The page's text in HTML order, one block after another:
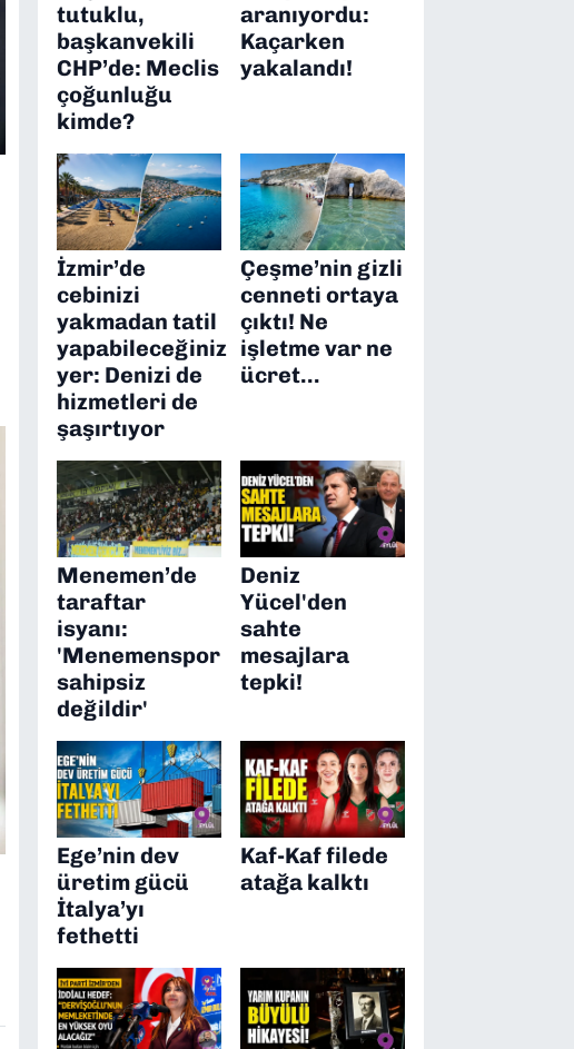
tutuklu,
başkanvekili
CHP’de: Meclis
çoğunluğu
kimde?
aranıyordu:
Kaçarken
yakalandı!
İzmir’de
cebinizi
yakmadan tatil
yapabileceğiniz
yer: Denizi de
hizmetleri de
şaşırtıyor
Çeşme’nin gizli
cenneti ortaya
çıktı! Ne
işletme var ne
ücret…
Menemen’de
taraftar
isyanı:
'Menemenspor
sahipsiz
değildir'
Deniz
Yücel'den
sahte
mesajlara
tepki!
Ege’nin dev
üretim gücü
İtalya’yı
fethetti
Kaf-Kaf filede
atağa kalktı